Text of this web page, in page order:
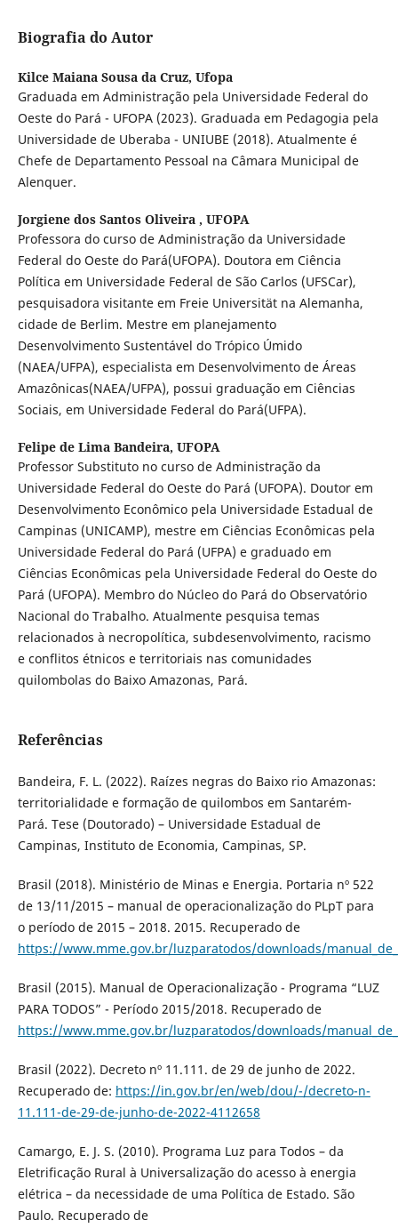
Biografia do Autor
Kilce Maiana Sousa da Cruz, Ufopa
Graduada em Administração pela Universidade Federal do
Oeste do Pará - UFOPA (2023). Graduada em Pedagogia pela
Universidade de Uberaba - UNIUBE (2018). Atualmente é
Chefe de Departamento Pessoal na Câmara Municipal de
Alenquer.
Jorgiene dos Santos Oliveira , UFOPA
Professora do curso de Administração da Universidade
Federal do Oeste do Pará(UFOPA). Doutora em Ciência
Política em Universidade Federal de São Carlos (UFSCar),
pesquisadora visitante em Freie Universität na Alemanha,
cidade de Berlim. Mestre em planejamento
Desenvolvimento Sustentável do Trópico Úmido
(NAEA/UFPA), especialista em Desenvolvimento de Áreas
Amazônicas(NAEA/UFPA), possui graduação em Ciências
Sociais, em Universidade Federal do Pará(UFPA).
Felipe de Lima Bandeira, UFOPA
Professor Substituto no curso de Administração da
Universidade Federal do Oeste do Pará (UFOPA). Doutor em
Desenvolvimento Econômico pela Universidade Estadual de
Campinas (UNICAMP), mestre em Ciências Econômicas pela
Universidade Federal do Pará (UFPA) e graduado em
Ciências Econômicas pela Universidade Federal do Oeste do
Pará (UFOPA). Membro do Núcleo do Pará do Observatório
Nacional do Trabalho. Atualmente pesquisa temas
relacionados à necropolítica, subdesenvolvimento, racismo
e conflitos étnicos e territoriais nas comunidades
quilombolas do Baixo Amazonas, Pará.
Referências
Bandeira, F. L. (2022). Raízes negras do Baixo rio Amazonas:
territorialidade e formação de quilombos em Santarém-
Pará. Tese (Doutorado) – Universidade Estadual de
Campinas, Instituto de Economia, Campinas, SP.
Brasil (2018). Ministério de Minas e Energia. Portaria nº 522
de 13/11/2015 – manual de operacionalização do PLpT para
o período de 2015 – 2018. 2015. Recuperado de
https://www.mme.gov.br/luzparatodos/downloads/
Brasil (2015). Manual de Operacionalização - Programa “LUZ
PARA TODOS” - Período 2015/2018. Recuperado de
https://www.mme.gov.br/luzparatodos/downloads/
Brasil (2022). Decreto nº 11.111. de 29 de junho de 2022.
Recuperado de: https://in.gov.br/en/web/dou/-/decreto-n-
11.111-de-29-de-junho-de-2022-4112658
Camargo, E. J. S. (2010). Programa Luz para Todos – da
Eletrificação Rural à Universalização do acesso à energia
elétrica – da necessidade de uma Política de Estado. São
Paulo. Recuperado de